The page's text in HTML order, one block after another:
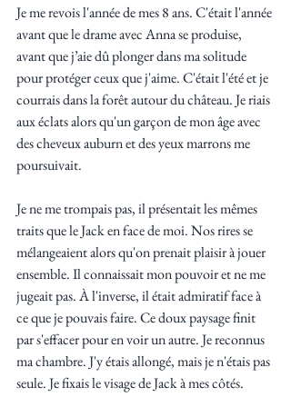
Je me revois l'année de mes 8 ans. C'était l'année
avant que le drame avec Anna se produise,
avant que j’aie dû plonger dans ma solitude
pour protéger ceux que j'aime. C'était l'été et je
courrais dans la forêt autour du château. Je riais
aux éclats alors qu'un garçon de mon âge avec
des cheveux auburn et des yeux marrons me
poursuivait.
Je ne me trompais pas, il présentait les mêmes
traits que le Jack en face de moi. Nos rires se
mélangeaient alors qu'on prenait plaisir à jouer
ensemble. Il connaissait mon pouvoir et ne me
jugeait pas. À l'inverse, il était admiratif face à
ce que je pouvais faire. Ce doux paysage finit
par s'effacer pour en voir un autre. Je reconnus
ma chambre. J'y étais allongé, mais je n'étais pas
seule. Je fixais le visage de Jack à mes côtés.